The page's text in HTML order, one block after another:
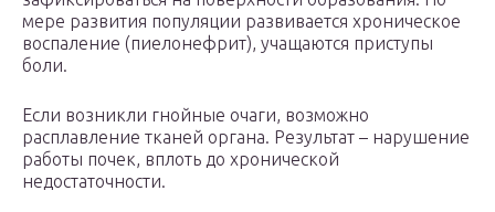
мере развития популяции развивается хроническое
воспаление (пиелонефрит), учащаются приступы
боли.
Если возникли гнойные очаги, возможно
расплавление тканей органа. Результат – нарушение
работы почек, вплоть до хронической
недостаточности.